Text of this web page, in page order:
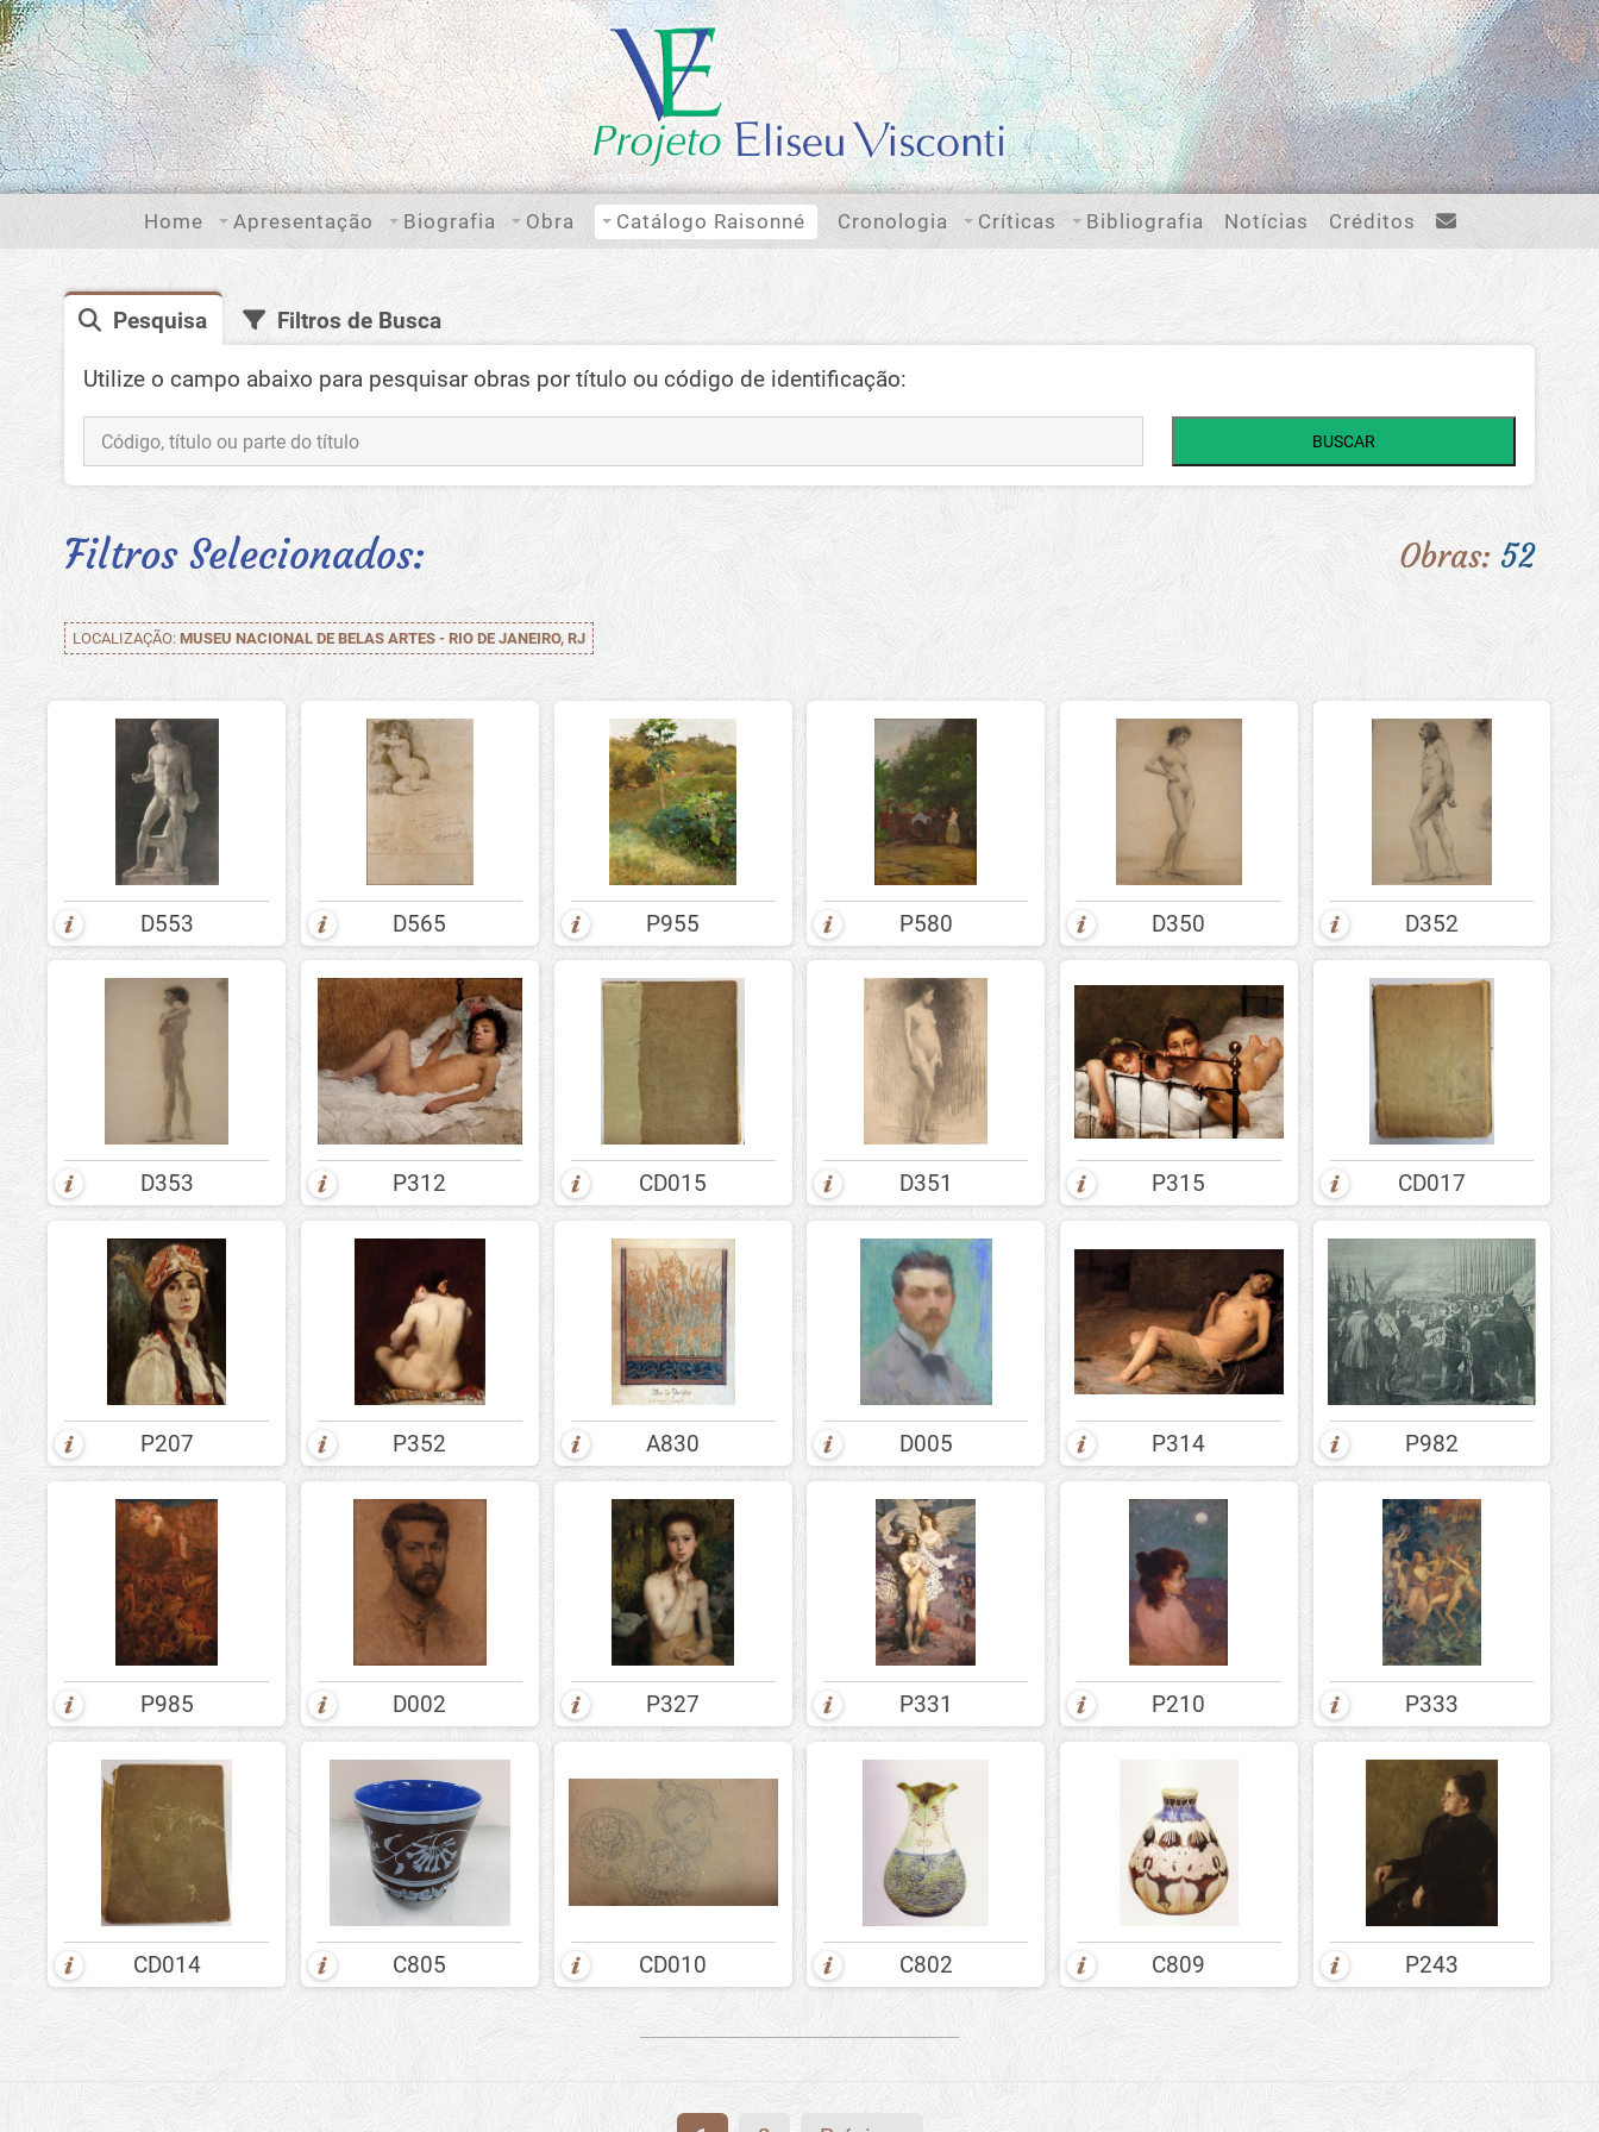
Home Apresentação Biografia Obra Catálogo Raisonné Cronologia Críticas Bibliografia Notícias Créditos
Pesquisa Filtros de Busca
Utilize o campo abaixo para pesquisar obras por título ou código de identificação:
BUSCAR
Obras:52
Filtros Selecionados:
LOCALIZAÇÃO: MUSEU NACIONAL DE BELAS ARTES - RIO DE JANEIRO, RJ
D553 D565 P955 P580 D350 D352
D353 P312 CD015 D351 P315 CD017
P207 P352 A830 D005 P314 P982
P985 D002 P327 P331 P210 P333
CD014 C805 CD010 C802 C809 P243